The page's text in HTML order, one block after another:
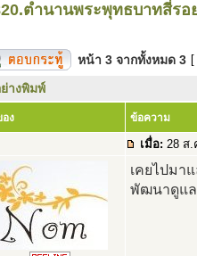
ตำนานพระพุทธบาทสี่รอ
หน้า 3 จากทั้งหมด 3
างพิมพ์
อง ข้อความ
เมื่อ: 28 ส.
เคยไปมา
พัฒนาดูแล